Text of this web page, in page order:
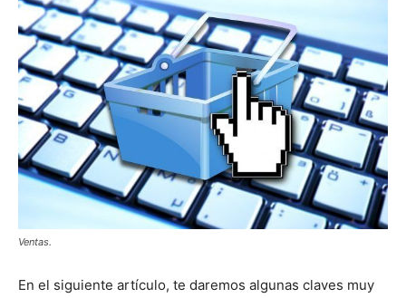
Ventas.
En el siguiente artículo, te daremos algunas claves muy